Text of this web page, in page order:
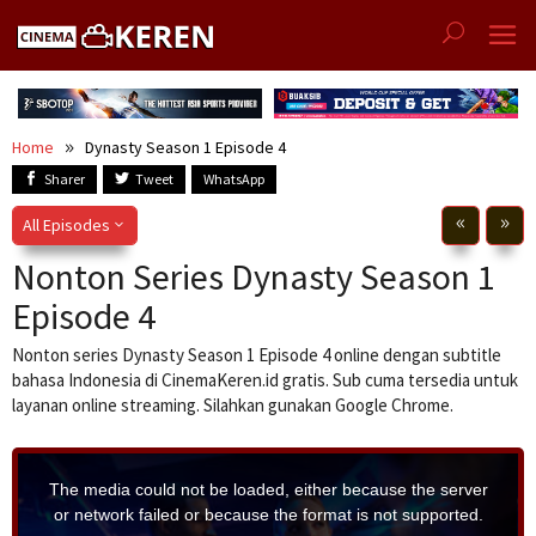
Home Dynasty Season 1 Episode 4
Sharer Tweet WhatsApp
All Episodes
Nonton Series Dynasty Season 1
Episode 4
Nonton series Dynasty Season 1 Episode 4 online dengan subtitle
bahasa Indonesia di CinemaKeren.id gratis. Sub cuma tersedia untuk
layanan online streaming. Silahkan gunakan Google Chrome.
i
The media could not be loaded, either because the server
or network failed or because the format is not supported.